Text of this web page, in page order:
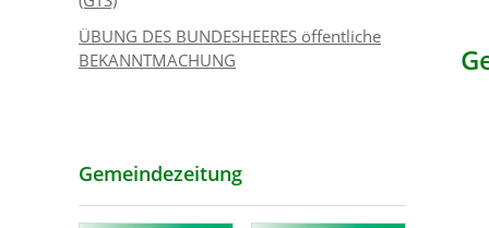
ÜBUNG DES BUNDESHEERES öffentliche
BEKANNTMACHUNG
Gemeindezeitung